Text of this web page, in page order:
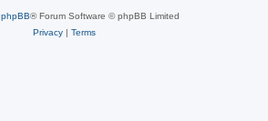
phpBB® Forum Software © phpBB Limited
Privacy| Terms